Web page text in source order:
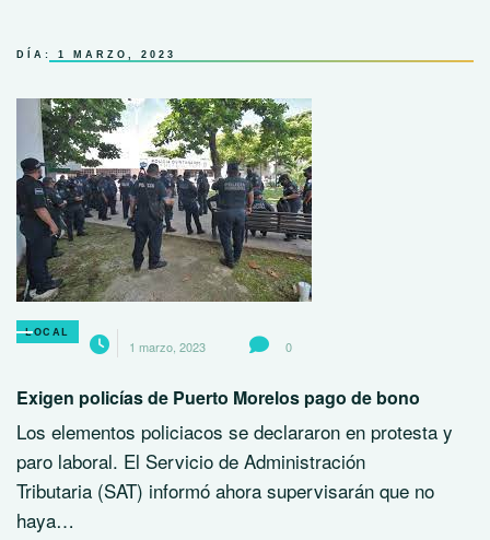
DÍA: 1 MARZO, 2023
LOCAL
1 marzo, 2023 0
Exigen policías de Puerto Morelos pago de bono
Los elementos policiacos se declararon en protesta y
paro laboral. El Servicio de Administración
Tributaria (SAT) informó ahora supervisarán que no
haya…